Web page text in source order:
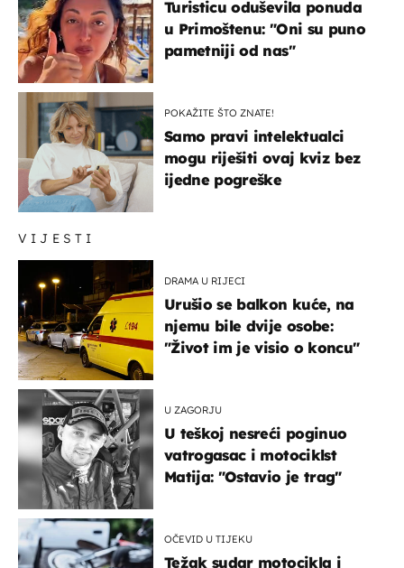
VIJESTI
DRAMA U RIJECI
Urušio se balkon kuće, na
njemu bile dvije osobe:
"Život im je visio o koncu"
U ZAGORJU
U teškoj nesreći poginuo
vatrogasac i motociklst
Matija: "Ostavio je trag"
OČEVID U TIJEKU
Težak sudar motocikla i
Turisticu oduševila ponuda
u Primoštenu: "Oni su puno
pametniji od nas"
POKAŽITE ŠTO ZNATE!
Samo pravi intelektualci
mogu riješiti ovaj kviz bez
ijedne pogreške